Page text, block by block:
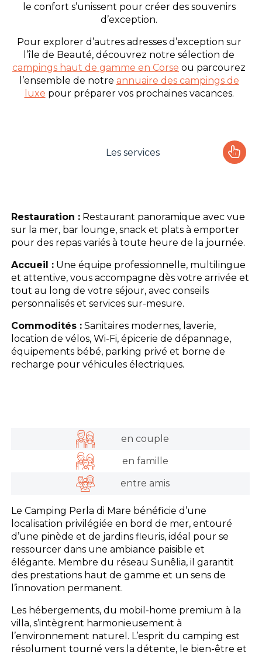
le confort s’unissent pour créer des souvenirs
d’exception.
Pour explorer d’autres adresses d’exception sur
l’île de Beauté, découvrez notre sélection de
campings haut de gamme en Corse ou parcourez
l’ensemble de notre annuaire des campings de
luxe pour préparer vos prochaines vacances.
Les services
L'espace Aquatique
Les activités
Les infos pratiques
Restauration : Restaurant panoramique avec vue
sur la mer, bar lounge, snack et plats à emporter
pour des repas variés à toute heure de la journée.
Accueil : Une équipe professionnelle, multilingue
et attentive, vous accompagne dès votre arrivée et
tout au long de votre séjour, avec conseils
personnalisés et services sur-mesure.
Commodités : Sanitaires modernes, laverie,
location de vélos, Wi-Fi, épicerie de dépannage,
équipements bébé, parking privé et borne de
recharge pour véhicules électriques.
en couple
en famille
entre amis
Le Camping Perla di Mare bénéficie d’une
localisation privilégiée en bord de mer, entouré
d’une pinède et de jardins fleuris, idéal pour se
ressourcer dans une ambiance paisible et
élégante. Membre du réseau Sunêlia, il garantit
des prestations haut de gamme et un sens de
l’innovation permanent.
Les hébergements, du mobil-home premium à la
villa, s’intègrent harmonieusement à
l’environnement naturel. L’esprit du camping est
résolument tourné vers la détente, le bien-être et